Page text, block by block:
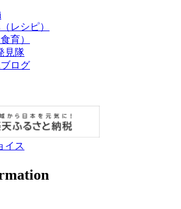
レシピ）
育）
見隊
ログ